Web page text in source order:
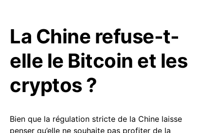
La Chine refuse-t-
elle le Bitcoin et les
cryptos ?
Bien que la régulation stricte de la Chine laisse
penser qu’elle ne souhaite pas profiter de la